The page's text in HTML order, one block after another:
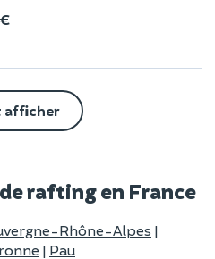
afficher
rafting en France
Rhône-Alpes |
| Pau